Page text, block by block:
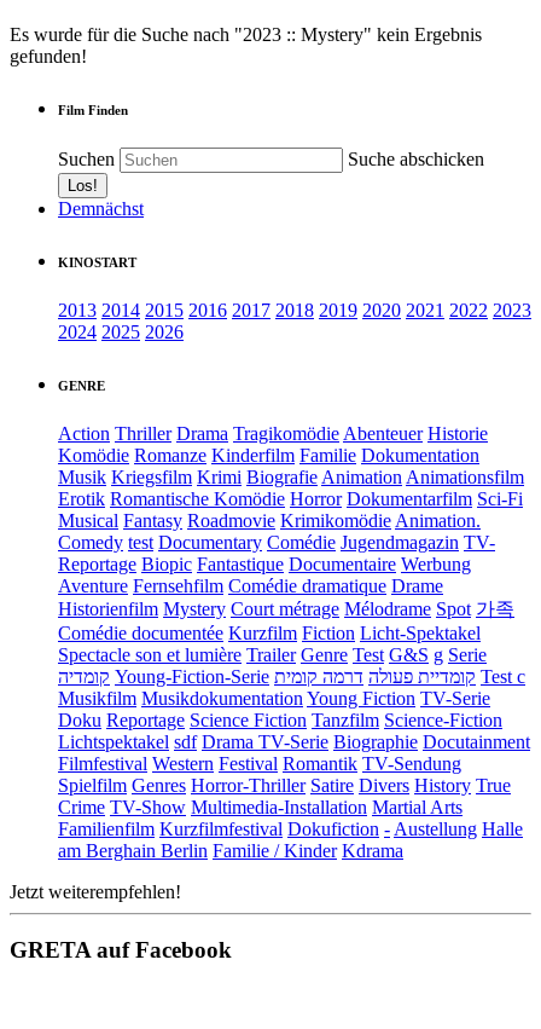
Es wurde für die Suche nach "2023 :: Mystery" kein Ergebnis
gefunden!
Film Finden
Suchen Suche abschicken
Demnächst
KINOSTART
2013 2014 2015 2016 2017 2018 2019 2020 2021 2022 2023
2024 2025 2026
GENRE
Action Thriller Drama Tragikomödie Abenteuer Historie
Komödie Romanze Kinderfilm Familie Dokumentation
Musik Kriegsfilm Krimi Biografie Animation Animationsfilm
Erotik Romantische Komödie Horror Dokumentarfilm Sci-Fi
Musical Fantasy Roadmovie Krimikomödie Animation.
Comedy test Documentary Comédie Jugendmagazin TV-
Reportage Biopic Fantastique Documentaire Werbung
Aventure Fernsehfilm Comédie dramatique Drame
Historienfilm Mystery Court métrage Mélodrame Spot 가족
Comédie documentée Kurzfilm Fiction Licht-Spektakel
Spectacle son et lumière Trailer Genre Test G&S g Serie
קומדיה Young-Fiction-Serie קומדיית פעולה דרמה קומית
Test c
Musikfilm Musikdokumentation Young Fiction TV-Serie
Doku Reportage Science Fiction Tanzfilm Science-Fiction
Lichtspektakel sdf Drama TV-Serie Biographie Docutainment
Filmfestival Western Festival Romantik TV-Sendung
Spielfilm Genres Horror-Thriller Satire Divers History True
Crime TV-Show Multimedia-Installation Martial Arts
Familienfilm Kurzfilmfestival Dokufiction - Austellung Halle
am Berghain Berlin Familie / Kinder Kdrama
Jetzt weiterempfehlen!
GRETA auf Facebook